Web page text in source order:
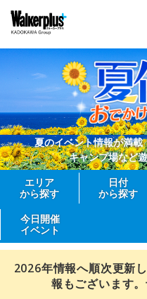
夏のイベント情報が満
キャンプ場など
エリア
から探す
日付
から探す
今日開催
イベント
2026年情報へ順次更新
報もございます